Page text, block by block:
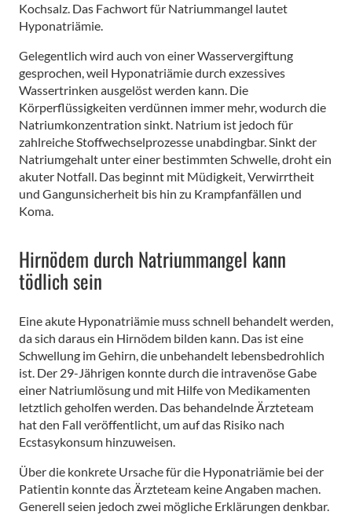
Kochsalz. Das Fachwort für Natriummangel lautet
Hyponatriämie.
Gelegentlich wird auch von einer Wasservergiftung
gesprochen, weil Hyponatriämie durch exzessives
Wassertrinken ausgelöst werden kann. Die
Körperflüssigkeiten verdünnen immer mehr, wodurch die
Natriumkonzentration sinkt. Natrium ist jedoch für
zahlreiche Stoffwechselprozesse unabdingbar. Sinkt der
Natriumgehalt unter einer bestimmten Schwelle, droht ein
akuter Notfall. Das beginnt mit Müdigkeit, Verwirrtheit
und Gangunsicherheit bis hin zu Krampfanfällen und
Koma.
Hirnödem durch Natriummangel kann
tödlich sein
Eine akute Hyponatriämie muss schnell behandelt werden,
da sich daraus ein Hirnödem bilden kann. Das ist eine
Schwellung im Gehirn, die unbehandelt lebensbedrohlich
ist. Der 29-Jährigen konnte durch die intravenöse Gabe
einer Natriumlösung und mit Hilfe von Medikamenten
letztlich geholfen werden. Das behandelnde Ärzteteam
hat den Fall veröffentlicht, um auf das Risiko nach
Ecstasykonsum hinzuweisen.
Über die konkrete Ursache für die Hyponatriämie bei der
Patientin konnte das Ärzteteam keine Angaben machen.
Generell seien jedoch zwei mögliche Erklärungen denkbar.